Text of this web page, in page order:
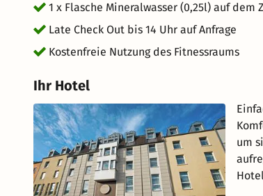
1 x Flasche Mineralwasser (0,25l) auf dem
Late Check Out bis 14 Uhr auf Anfrage
Kostenfreie Nutzung des Fitnessraums
Ihr Hotel
um